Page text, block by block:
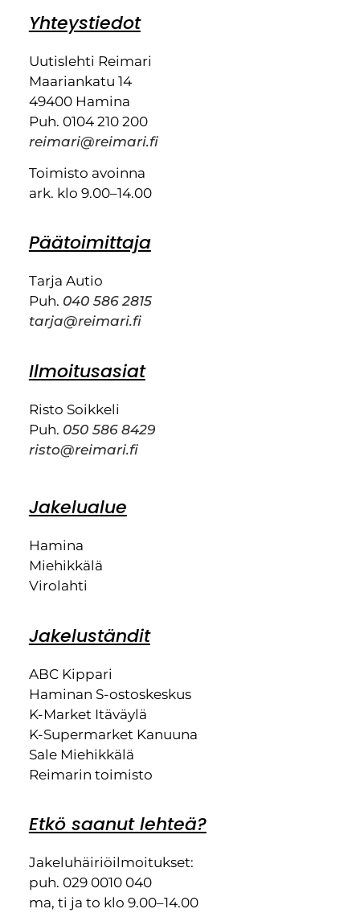
Yhteystiedot
Uutislehti Reimari
Maariankatu 14
49400 Hamina
Puh. 0104 210 200
reimari@reimari.fi
Toimisto avoinna
ark. klo 9.00–14.00
Päätoimittaja
Tarja Autio
Puh. 040 586 2815
tarja@reimari.fi
Ilmoitusasiat
Risto Soikkeli
Puh. 050 586 8429
risto@reimari.fi
Jakelualue
Hamina
Miehikkälä
Virolahti
Jakeluständit
ABC Kippari
Haminan S-ostoskeskus
K-Market Itäväylä
K-Supermarket Kanuuna
Sale Miehikkälä
Reimarin toimisto
Etkö saanut lehteä?
Jakeluhäiriöilmoitukset:
puh. 029 0010 040
ma, ti ja to klo 9.00–14.00